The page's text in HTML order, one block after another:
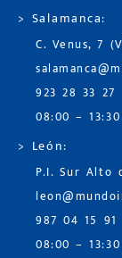
> Salamanca:
C. Venus, 7
923 28 33 27
08:00 –
> León:
P.I. Sur Alto
987 04 15 91
08:00 –